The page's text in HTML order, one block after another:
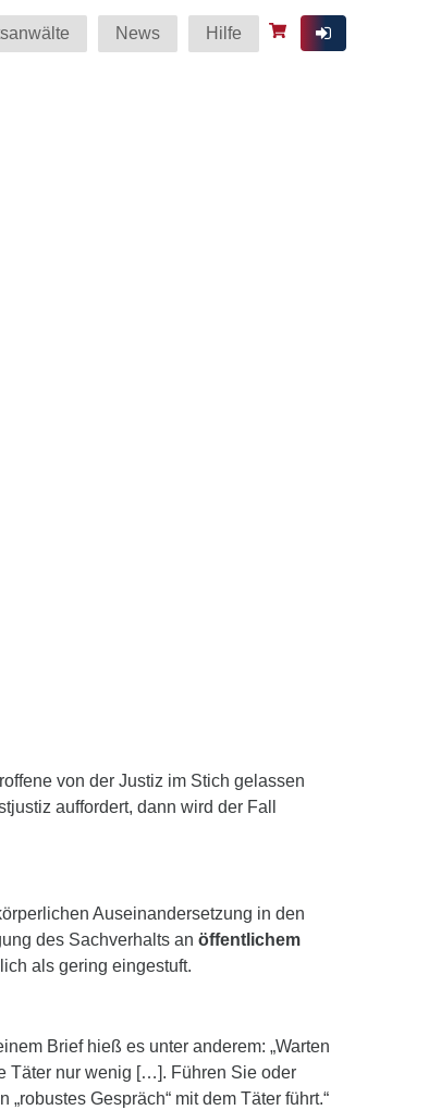
News Hilfe
von der Justiz im Stich gelassen
auffordert, dann wird der Fall
Auseinandersetzung in den
des Sachverhalts an öffentlichem
als gering eingestuft.
Brief hieß es unter anderem: „Warten
Täter nur wenig […]. Führen Sie oder
Gespräch“ mit dem Täter führt.“